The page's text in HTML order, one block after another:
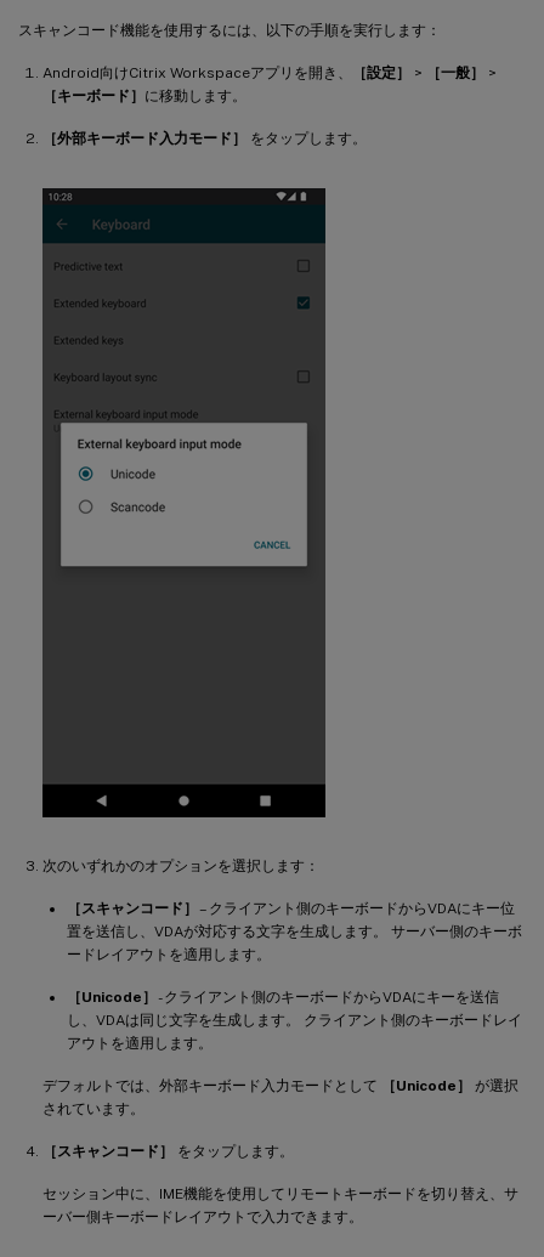
スキャンコード機能を使用するには、以下の手順を実行します：
Android向けCitrix Workspaceアプリを開き、 ［設定］ > ［一般］
>
［キーボード］ に移動します。
［外部キーボード入力モード］ をタップします。
次のいずれかのオプションを選択します：
［スキャンコード］ – クライアント側のキーボードからVDAにキー位
置を送信し、VDAが対応する文字を生成します。 サーバー側のキーボ
ードレイアウトを適用します。
［Unicode］ - クライアント側のキーボードからVDAにキーを送信
し、VDAは同じ文字を生成します。 クライアント側のキーボードレイ
アウトを適用します。
デフォルトでは、外部キーボード入力モードとして ［Unicode］
が選択
されています。
［スキャンコード］ をタップします。
セッション中に、IME機能を使用してリモートキーボードを切り替え、サ
ーバー側キーボードレイアウトで入力できます。